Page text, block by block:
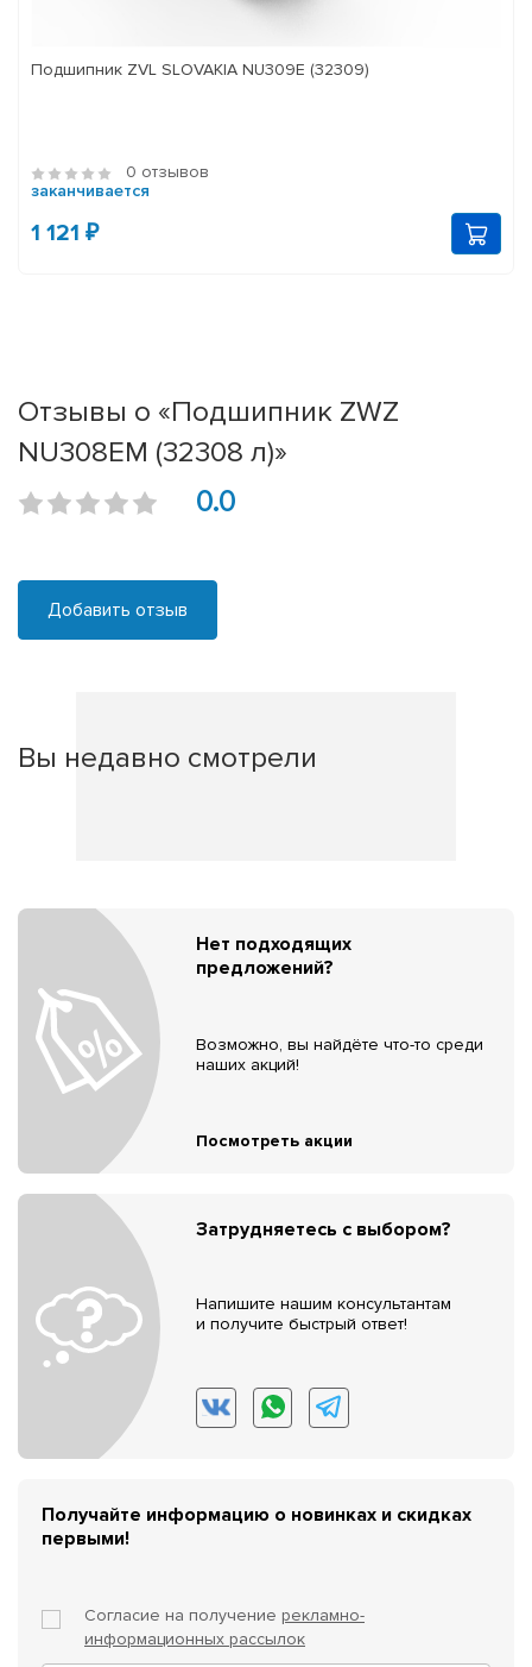
Подшипник ZVL SLOVAKIA NU309E (32309)
0 отзывов
заканчивается
1 121 ₽
Отзывы о «Подшипник ZWZ
NU308EM (32308 л)»
0.0
Добавить отзыв
Вы недавно смотрели
Нет подходящих
предложений?
Возможно, вы найдёте что-то среди
наших акций!
Посмотреть акции
Затрудняетесь с выбором?
Напишите нашим консультантам
и получите быстрый ответ!
Получайте информацию о новинках и скидках
первыми!
Согласие на получение рекламно-
информационных рассылок